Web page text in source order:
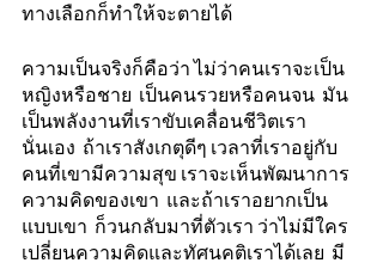
ทางเลือกก็ทำให้จะตายได้
ความเป็นจริงก็คือว่า ไม่ว่าคนเราจะเป็น
หญิงหรือชาย  เป็นคนรวยหรือคนจน  มัน
เป็นพลังงานที่เราขับเคลื่อนชีวิตเรา
นั่นเอง  ถ้าเราสังเกตุดีๆ เวลาที่เราอยู่กับ
คนที่เขามีความสุข เราจะเห็นพัฒนาการ
ความคิดของเขา  และถ้าเราอยากเป็น
แบบเขา  ก็วนกลับมาที่ตัวเรา ว่าไม่มีใคร
เปลี่ยนความคิดและทัศนคติเราได้เลย  มี